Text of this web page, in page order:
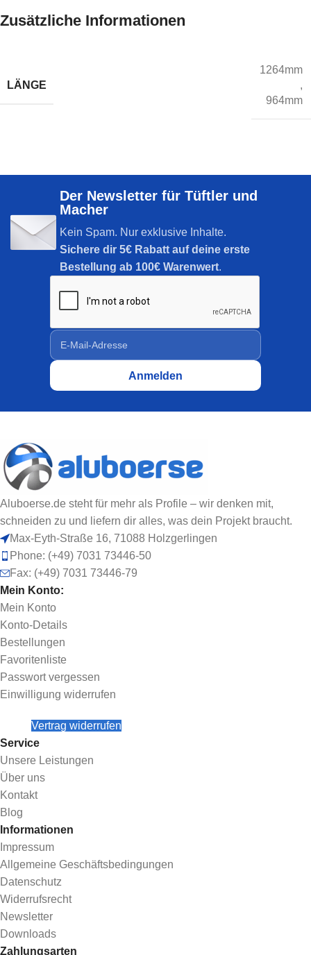
Zusätzliche Informationen
LÄNGE
1264mm
,
964mm
Der Newsletter für Tüftler und
Macher
Kein Spam. Nur exklusive Inhalte.
Sichere dir 5€ Rabatt auf deine erste
Bestellung ab 100€ Warenwert.
Aluboerse.de steht für mehr als Profile – wir denken mit,
schneiden zu und liefern dir alles, was dein Projekt braucht.
Max-Eyth-Straße 16, 71088 Holzgerlingen
Phone: (+49) 7031 73446-50
Fax: (+49) 7031 73446-79
Mein Konto:
Mein Konto
Konto-Details
Bestellungen
Favoritenliste
Passwort vergessen
Einwilligung widerrufen
Vertrag widerrufen
Service
Unsere Leistungen
Über uns
Kontakt
Blog
Informationen
Impressum
Allgemeine Geschäftsbedingungen
Datenschutz
Widerrufsrecht
Newsletter
Downloads
Zahlungsarten